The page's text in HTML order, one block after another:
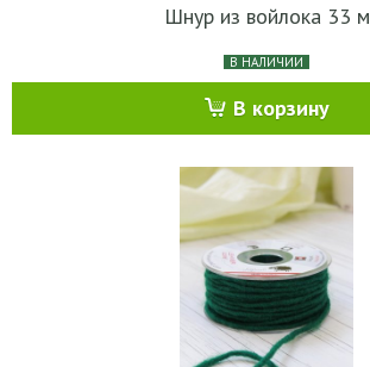
Шнур из войлока 33 м
В НАЛИЧИИ
В корзину